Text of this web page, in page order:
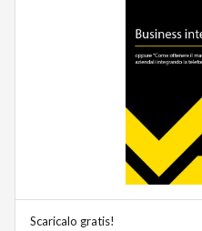
Scaricalo gratis!